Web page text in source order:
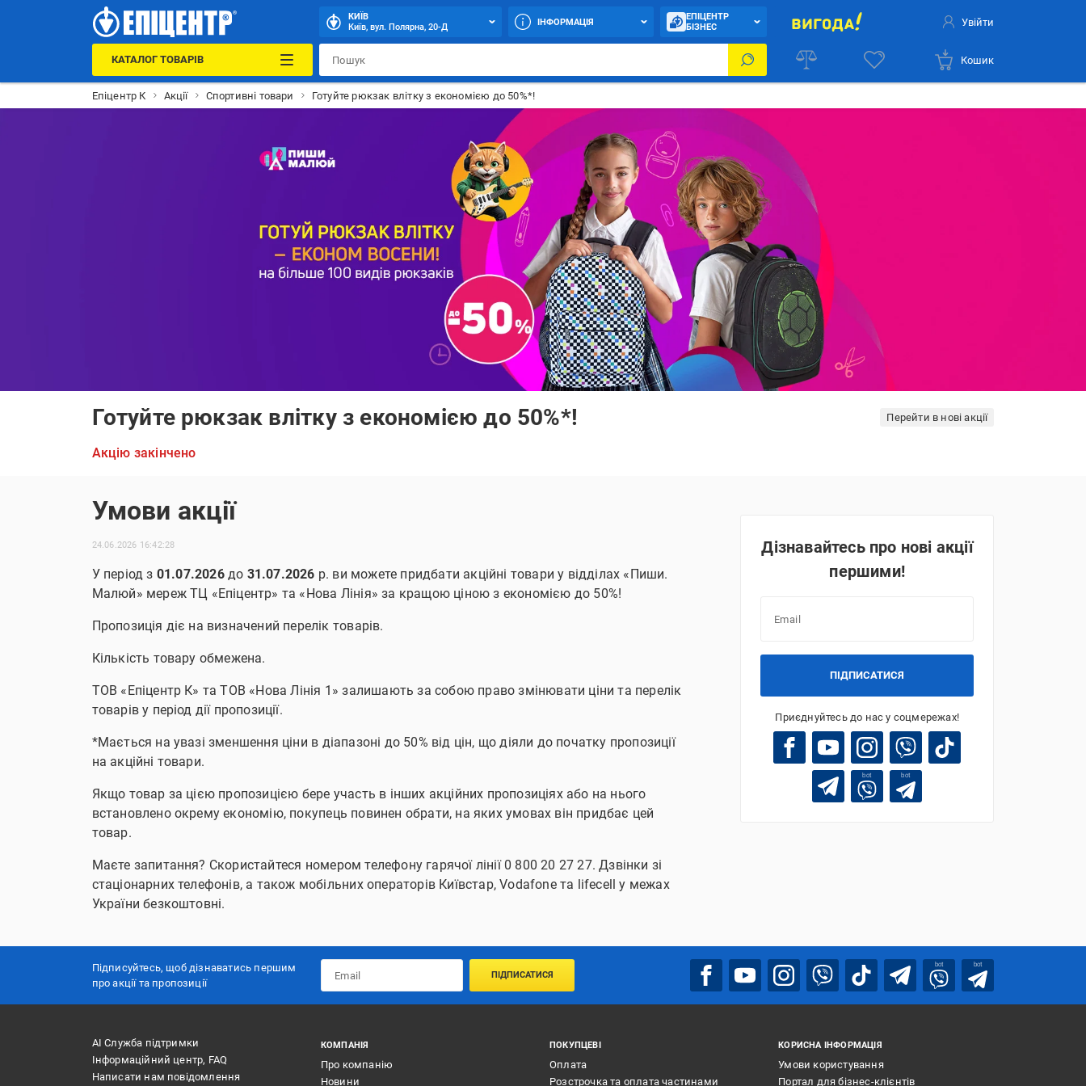
КИЇВ
Київ, вул. Полярна, 20-Д
ІНФОРМАЦІЯ
ЕПІЦЕНТР
БІЗНЕС
Увійти
КАТАЛОГ ТОВАРІВ Кошик
Епіцентр К Акції Спортивні товари Готуйте рюкзак влітку з економією до 50%*!
Готуйте рюкзак влітку з економією до 50%*! Перейти в нові акції
Акцію закінчено
Умови акції
24.06.2026 16:42:28
У період з 01.07.2026до 31.07.2026 р. ви можете придбати акційні товари у відділах «Пиши.
Малюй» мереж ТЦ «Епіцентр» та «Нова Лінія» за кращою ціною з економією до 50%!
Пропозиція діє на визначений перелік товарів.
Кількість товару обмежена.
ТОВ «Епіцентр К» та ТОВ «Нова Лінія 1» залишають за собою право змінювати ціни та перелік
товарів у період дії пропозиції.
*Мається на увазі зменшення ціни в діапазоні до 50% від цін, що діяли до початку пропозиції
на акційні товари.
Якщо товар за цією пропозицією бере участь в інших акційних пропозиціях або на нього
встановлено окрему економію, покупець повинен обрати, на яких умовах він придбає цей
товар.
Маєте запитання? Скористайтеся номером телефону гарячої лінії 0 800 20 27 27. Дзвінки зі
стаціонарних телефонів, а також мобільних операторів Київстар, Vodafone та lifecell у межах
України безкоштовні.
Дізнавайтесь про нові акції
першими!
ПІДПИСАТИСЯ
Приєднуйтесь до нас у соцмережах!
bot bot
Підписуйтесь, щоб дізнаватись першим
про акції та пропозиції
ПІДПИСАТИСЯ
bot bot
АІ Служба підтримки
Інформаційний центр, FAQ
Написати нам повідомлення
КОМПАНІЯ
Про компанію
Новини
ПОКУПЦЕВІ
Оплата
Розстрочка та оплата частинами
КОРИСНА ІНФОРМАЦІЯ
Умови користування
Портал для бізнес-клієнтів